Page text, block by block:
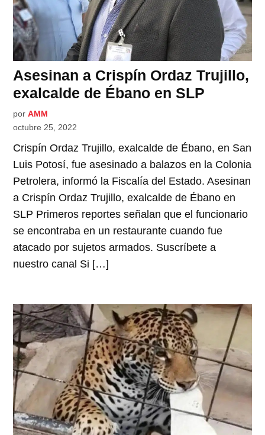
Asesinan a Crispín Ordaz Trujillo,
exalcalde de Ébano en SLP
por AMM
octubre 25, 2022
Crispín Ordaz Trujillo, exalcalde de Ébano, en San
Luis Potosí, fue asesinado a balazos en la Colonia
Petrolera, informó la Fiscalía del Estado. Asesinan
a Crispín Ordaz Trujillo, exalcalde de Ébano en
SLP Primeros reportes señalan que el funcionario
se encontraba en un restaurante cuando fue
atacado por sujetos armados. Suscríbete a
nuestro canal Si […]